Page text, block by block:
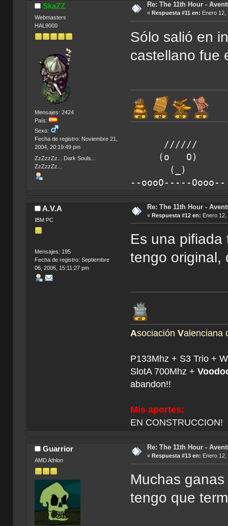
SkaZZ
Webmasters
HAL9000
Mensajes: 2424
País:
Sexo:
Fecha de registro: Noviembre 21,
2004, 20:19:49 pm
ZzZzzZz... Dark Souls...
ZzZzzZz...
Re: The 11th Hour -
« Respuesta #11 en: Enero 12,
Sólo salió en
castellano fue
////// Hora de
(o O)
(_) SkaZz
--oooO-----
A.V.A
IBM PC
Mensajes: 195
Fecha de registro: Septiembre
06, 2006, 15:11:27 pm
Re: The 11th Hour -
« Respuesta #12 en: Enero
Es una
tengo original,
AsociaciónValenciana
P133Mhz + S3 Trio +
SlotA 700Mhz +
abandon!!
Mis aportes:
EN CONSTRUCCION!
Guarrior
AMD Athlon
Re: The 11th Hour -
« Respuesta #13 en: Enero
Muchas
tengo que